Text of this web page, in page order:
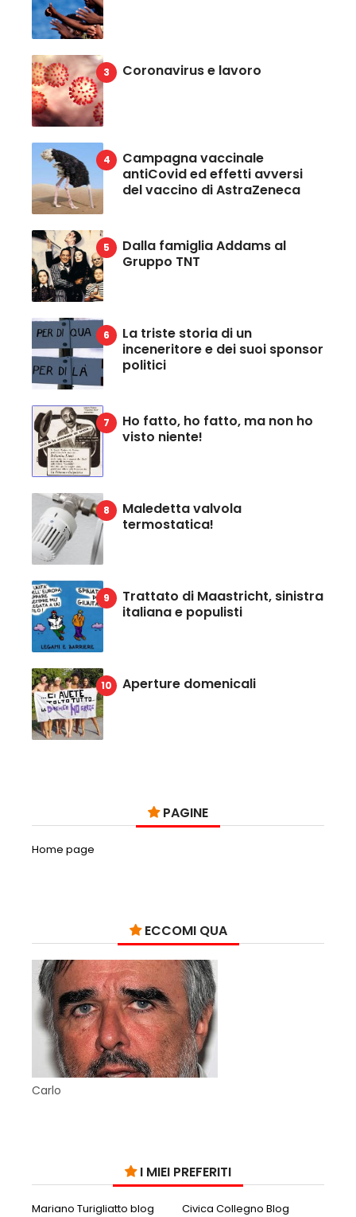
Coronavirus e lavoro
Campagna vaccinale
antiCovid ed effetti avversi
del vaccino di AstraZeneca
Dalla famiglia Addams al
Gruppo TNT
La triste storia di un
inceneritore e dei suoi sponsor
politici
Ho fatto, ho fatto, ma non ho
visto niente!
Maledetta valvola
termostatica!
Trattato di Maastricht, sinistra
italiana e populisti
Aperture domenicali
PAGINE
Home page
ECCOMI QUA
Carlo
I MIEI PREFERITI
Mariano Turigliatto blog
Civica Collegno Blog